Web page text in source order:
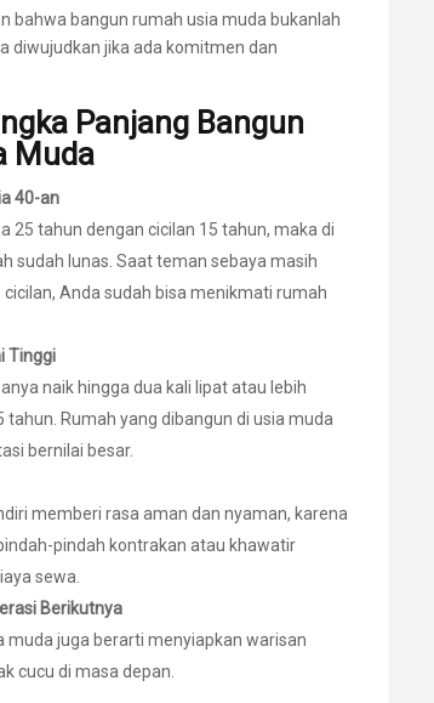
bahwa bangun rumah usia muda bukanlah
diwujudkan jika ada komitmen dan
Panjang Bangun
Muda
40-an
25 tahun dengan cicilan 15 tahun, maka di
sudah lunas. Saat teman sebaya masih
Anda sudah bisa menikmati rumah
Tinggi
naik hingga dua kali lipat atau lebih
tahun. Rumah yang dibangun di usia muda
bernilai besar.
memberi rasa aman dan nyaman, karena
pindah kontrakan atau khawatir
sewa.
Berikutnya
muda juga berarti menyiapkan warisan
cucu di masa depan.